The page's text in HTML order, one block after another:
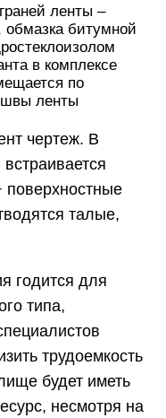
ленты –
битумной
в комплексе
по
ленты
чертеж. В
талые,
годится для
типа,
трудоемкость
будет иметь
несмотря на